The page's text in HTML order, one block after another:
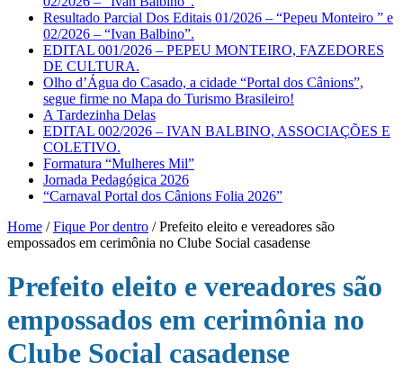
Resultado Parcial Dos Editais 01/2026 – “Pepeu Monteiro ” e
02/2026 – “Ivan Balbino”.
EDITAL 001/2026 – PEPEU MONTEIRO, FAZEDORES
DE CULTURA.
Olho d’Água do Casado, a cidade “Portal dos Cânions”,
segue firme no Mapa do Turismo Brasileiro!
A Tardezinha Delas
EDITAL 002/2026 – IVAN BALBINO, ASSOCIAÇÕES E
COLETIVO.
Formatura “Mulheres Mil”
Jornada Pedagógica 2026
“Carnaval Portal dos Cânions Folia 2026”
Home / Fique Por dentro / Prefeito eleito e vereadores são
empossados em cerimônia no Clube Social casadense
Prefeito eleito e vereadores são
empossados em cerimônia no
Clube Social casadense